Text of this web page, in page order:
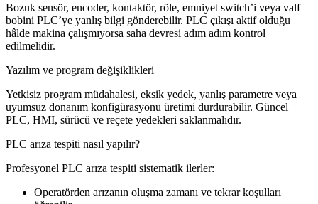
Bozuk sensör, encoder, kontaktör, röle, emniyet switch’i veya valf
bobini PLC’ye yanlış bilgi gönderebilir. PLC çıkışı aktif olduğu
hâlde makina çalışmıyorsa saha devresi adım adım kontrol
edilmelidir.
Yazılım ve program değişiklikleri
Yetkisiz program müdahalesi, eksik yedek, yanlış parametre veya
uyumsuz donanım konfigürasyonu üretimi durdurabilir. Güncel
PLC, HMI, sürücü ve reçete yedekleri saklanmalıdır.
PLC arıza tespiti nasıl yapılır?
Profesyonel PLC arıza tespiti sistematik ilerler:
Operatörden arızanın oluşma zamanı ve tekrar koşulları